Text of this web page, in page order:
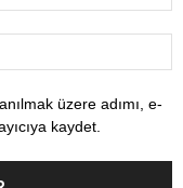
üzere adımı, e-
kaydet.